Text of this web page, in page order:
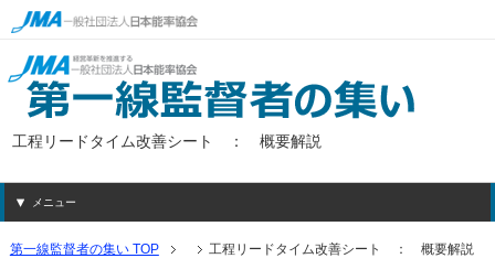
工程リードタイム改善シート ： 概要解説
メニュー
第一線監督者の集い TOP 工程リードタイム改善シート ： 概要解説